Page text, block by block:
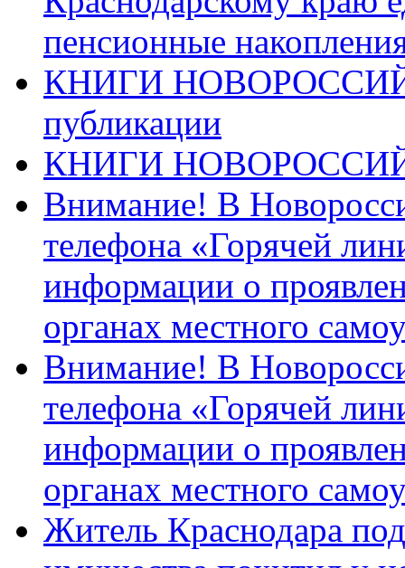
пенсионные
КНИГИ
публикации
КНИГИ
Внимание! В
телефона «Горячей
информации о
органах местного
Внимание! В
телефона «Горячей
информации о
органах местного
Житель Краснодара